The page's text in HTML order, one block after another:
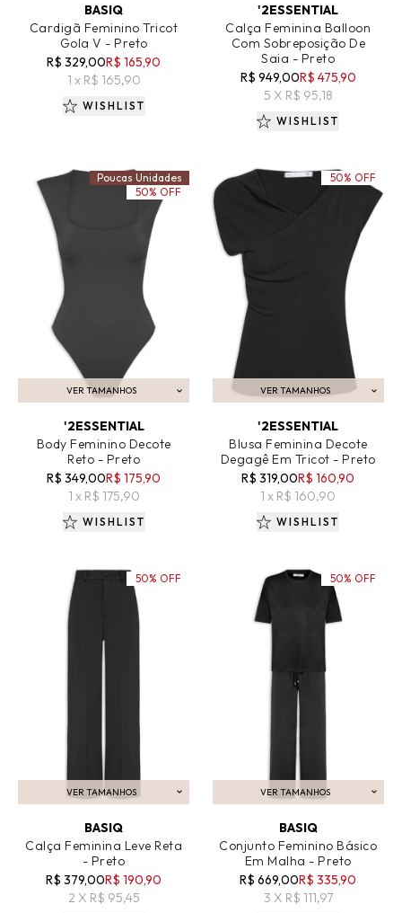
BASIQ
Cardigã Feminino Tricot
Gola V - Preto
R$ 329,00R$ 165,90
1 x R$ 165,90
WISHLIST
'2ESSENTIAL
Calça Feminina Balloon
Com Sobreposição De
Saia - Preto
R$ 949,00R$ 475,90
5 X R$ 95,18
WISHLIST
VER TAMANHOS
ADICIONAR AO CARRINHO
'2ESSENTIAL
Body Feminino Decote
Reto - Preto
R$ 349,00R$ 175,90
1 x R$ 175,90
Poucas Unidades
50% OFF
WISHLIST
VER TAMANHOS
ADICIONAR AO CARRINHO
'2ESSENTIAL
Blusa Feminina Decote
Degagê Em Tricot - Preto
R$ 319,00R$ 160,90
1 x R$ 160,90
50% OFF
WISHLIST
VER TAMANHOS
ADICIONAR AO CARRINHO
BASIQ
Calça Feminina Leve Reta
- Preto
R$ 379,00R$ 190,90
2 X R$ 95,45
50% OFF
VER TAMANHOS
ADICIONAR AO CARRINHO
BASIQ
Conjunto Feminino Básico
Em Malha - Preto
R$ 669,00R$ 335,90
3 X R$ 111,97
50% OFF